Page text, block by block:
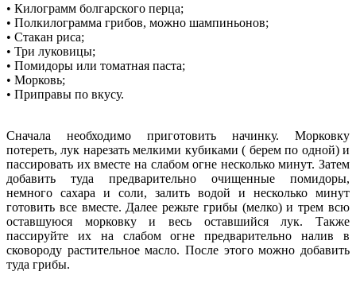
• Килограмм болгарского перца;
• Полкилограмма грибов, можно шампиньонов;
• Стакан риса;
• Три луковицы;
• Помидоры или томатная паста;
• Морковь;
• Приправы по вкусу.
Сначала необходимо приготовить начинку. Морковку
потереть, лук нарезать мелкими кубиками ( берем по одной) и
пассировать их вместе на слабом огне несколько минут. Затем
добавить туда предварительно очищенные помидоры,
немного сахара и соли, залить водой и несколько минут
готовить все вместе. Далее режьте грибы (мелко) и трем всю
оставшуюся морковку и весь оставшийся лук. Также
пассируйте их на слабом огне предварительно налив в
сковороду растительное масло. После этого можно добавить
туда грибы.